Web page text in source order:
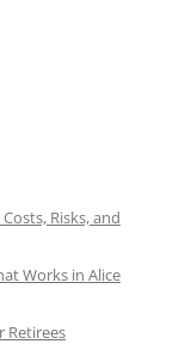
Risks, and
Works in Alice
Retirees